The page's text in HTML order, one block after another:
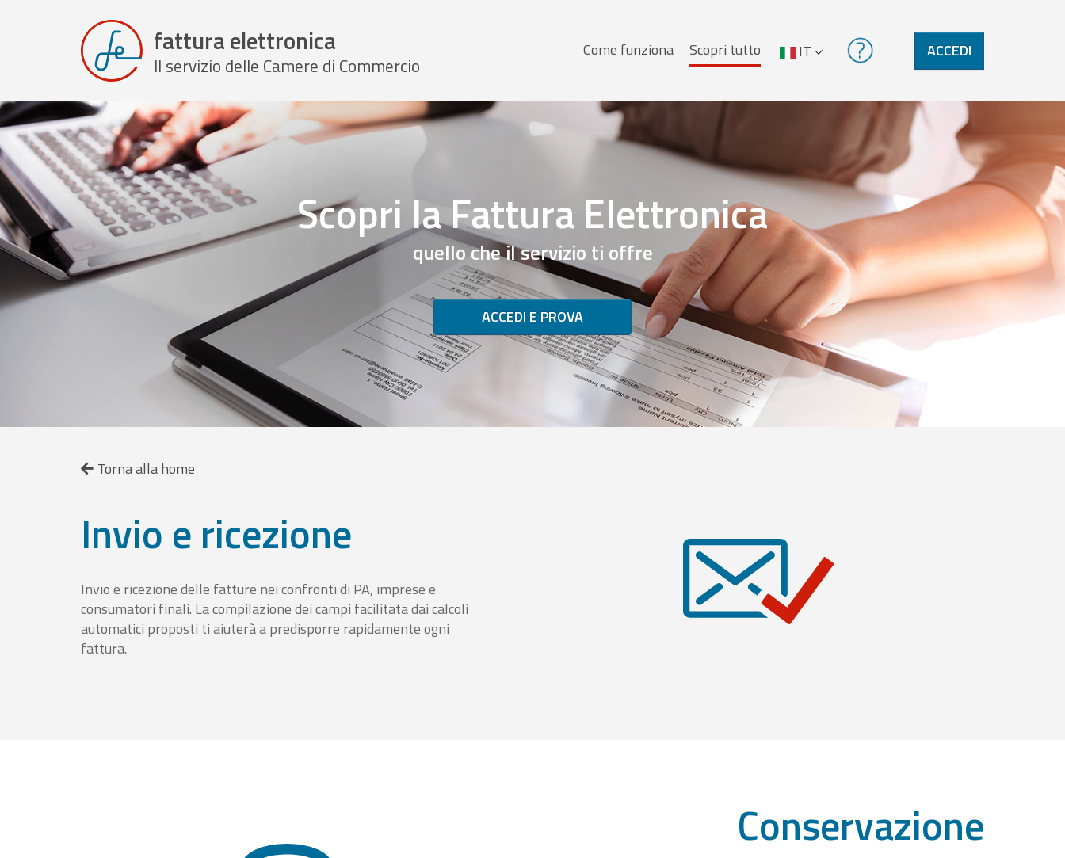
fattura elettronica
Il servizio delle Camere di Commercio Menu
principale
Come funziona Scopri tutto IT ACCEDI
Scopri la Fattura Elettronica
quello che il servizio ti offre
ACCEDI E PROVA
Torna alla home
Invio e ricezione
Invio e ricezione delle fatture nei confronti di PA, imprese e
consumatori finali. La compilazione dei campi facilitata dai calcoli
automatici proposti ti aiuterà a predisporre rapidamente ogni
fattura.
Conservazione